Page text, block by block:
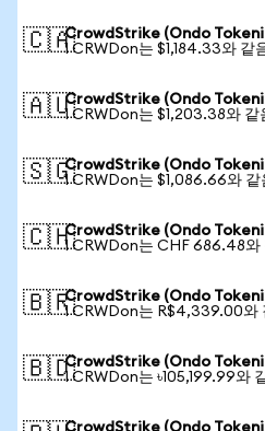
🇨🇦CrowdStrike (Ondo
1 CRWDon는 $1,184.33와 같
🇦🇺CrowdStrike (Ondo
1 CRWDon는 $1,203.38와 같
🇸🇬CrowdStrike (Ondo
1 CRWDon는 $1,086.66와 같
🇨🇭CrowdStrike (Ondo
1 CRWDon는 CHF 686.48와
🇧🇷CrowdStrike (Ondo
1 CRWDon는 R$4,339.00와
🇧🇩CrowdStrike (Ondo
1 CRWDon는 ৳105,199.99와
CrowdStrike (Ondo